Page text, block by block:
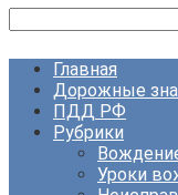
Главная
Дорожные
ПДД РФ
Рубрики
Уроки